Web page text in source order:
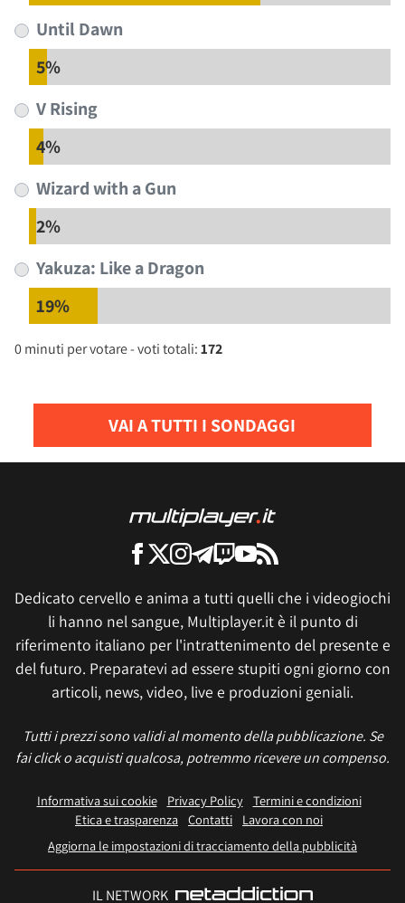
Until Dawn
5%
V Rising
4%
Wizard with a Gun
2%
Yakuza: Like a Dragon
19%
0 minuti per votare - voti totali:172
VAI A TUTTI I SONDAGGI
Dedicato cervello e anima a tutti quelli che i videogiochi
li hanno nel sangue, Multiplayer.it è il punto di
riferimento italiano per l'intrattenimento del presente e
del futuro. Preparatevi ad essere stupiti ogni giorno con
articoli, news, video, live e produzioni geniali.
Tutti i prezzi sono validi al momento della pubblicazione. Se
fai click o acquisti qualcosa, potremmo ricevere un compenso.
Informativa sui cookie Privacy Policy
Termini e condizioni
Etica e trasparenza Contatti
Lavora con noi
Aggiorna le impostazioni di tracciamento della pubblicità
IL NETWORK